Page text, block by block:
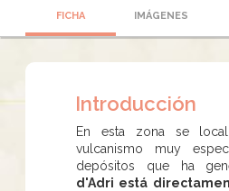
FICHA IMÁGENES
Introducción
En esta zona se
vulcanismo muy
depósitos que ha
d'Adri está